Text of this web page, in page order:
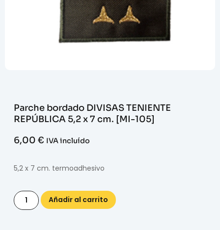
Parche bordado DIVISAS TENIENTE
REPÚBLICA 5,2 x 7 cm. [MI-105]
6,00 € IVA incluído
5,2 x 7 cm. termoadhesivo
Añadir al carrito